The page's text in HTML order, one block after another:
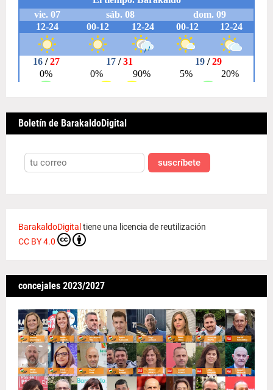
Boletín de BarakaldoDigital
suscríbete
BarakaldoDigital tiene una licencia de reutilización
CC BY 4.0
concejales 2023/2027